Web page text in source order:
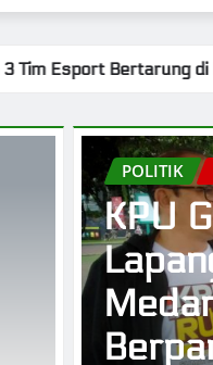
Narkotika Rumbai
SOSIAL
Hello
admin